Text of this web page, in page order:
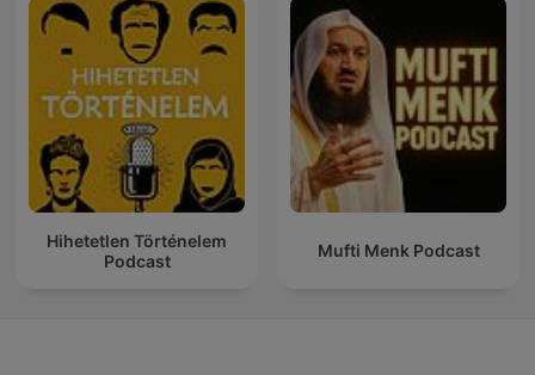
Hihetetlen Történelem
Podcast
Mufti Menk Podcast